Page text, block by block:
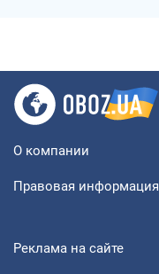
О компании
Правовая информация
Реклама на сайте